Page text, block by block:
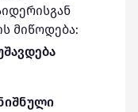
მიწოდება: